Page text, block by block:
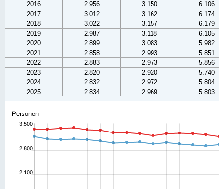
2016
2.956 3.150
6.106
2017
3.012 3.162
6.174
2018
3.022 3.157
6.179
2019
2.987 3.118
6.105
2020
2.899 3.083
5.982
2021
2.858 2.993
5.851
2022
2.883 2.973
5.856
2023
2.820 2.920
5.740
2024
2.832 2.972
5.804
2025
2.834 2.969 5.803